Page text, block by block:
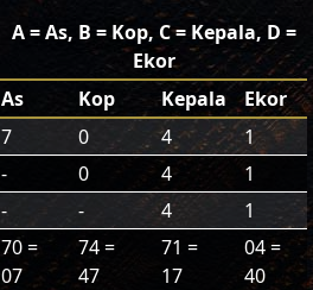
A = As, B = Kop, C = Kepala, D =
Ekor
As
Kop Kepala
Ekor
7 0 4
1
- 0 4
1
- - 4
1
70 =
07
74 =
47
71 =
17
04 =
40